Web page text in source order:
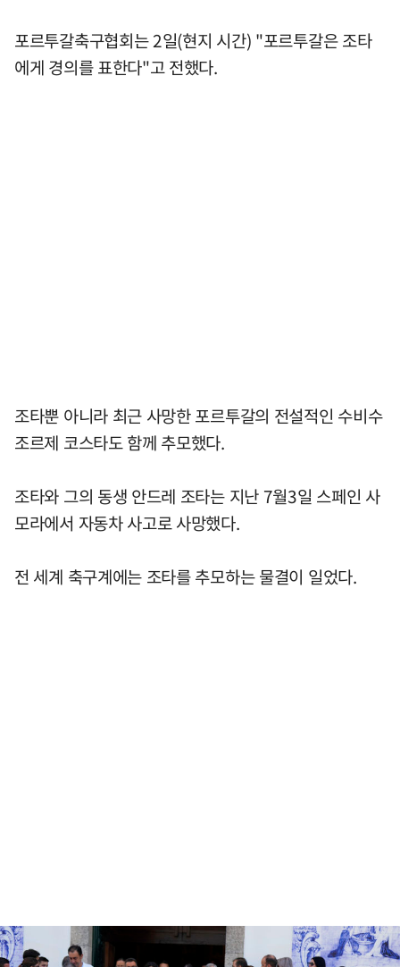
포르투갈축구협회는 2일(현지 시간) "포르투갈은 조타
에게 경의를 표한다"고 전했다.
조타뿐 아니라 최근 사망한 포르투갈의 전설적인 수비수
조르제 코스타도 함께 추모했다.
조타와 그의 동생 안드레 조타는 지난 7월3일 스페인 사
모라에서 자동차 사고로 사망했다.
전 세계 축구계에는 조타를 추모하는 물결이 일었다.